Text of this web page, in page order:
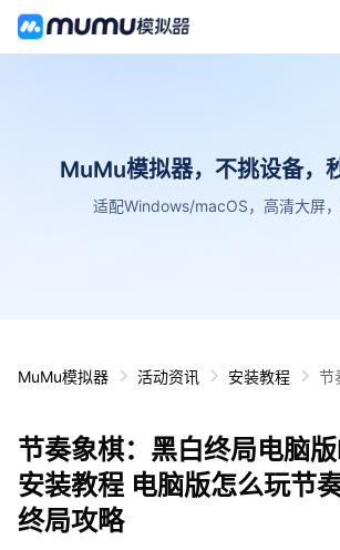
MuMu模拟器，不挑设备，
适配Windows/macOS，高清大屏
MuMu模拟器 活动资讯 安装教程
节
棋
节奏象棋：黑白终局电脑
安装教程 电脑版怎么玩节
终局攻略